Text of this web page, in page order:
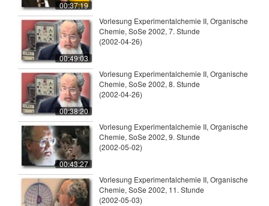
00:37:19
00:49:03
Vorlesung Experimentalchemie II, Organische
Chemie, SoSe 2002, 7. Stunde
(2002-04-26)
00:38:20
Vorlesung Experimentalchemie II, Organische
Chemie, SoSe 2002, 8. Stunde
(2002-04-26)
00:43:27
Vorlesung Experimentalchemie II, Organische
Chemie, SoSe 2002, 9. Stunde
(2002-05-02)
Vorlesung Experimentalchemie II, Organische
Chemie, SoSe 2002, 11. Stunde
(2002-05-03)